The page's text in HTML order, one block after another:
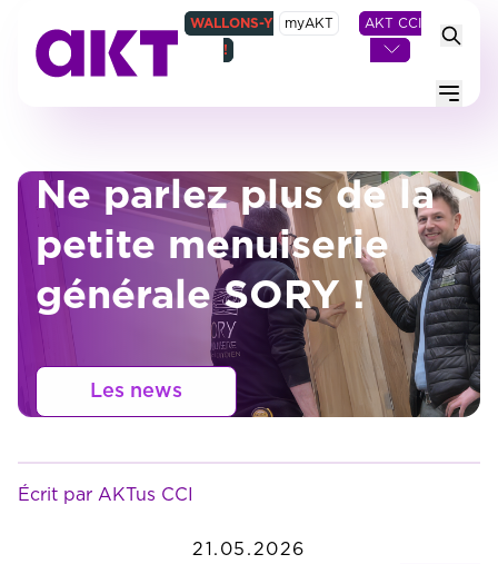
WALLONS-Y
!
myAKT AKT CCI
Menu
Ne parlez plus de la
petite menuiserie
générale SORY !
Les news
Écrit par AKTus CCI
21.05.2026